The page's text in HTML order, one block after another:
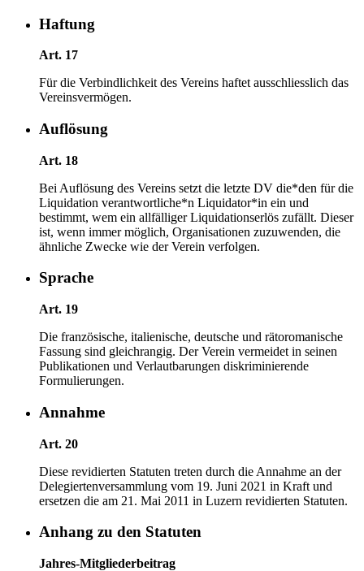
Haftung
Art. 17
Für die Verbindlichkeit des Vereins haftet ausschliesslich das
Vereinsvermögen.
Auflösung
Art. 18
Bei Auflösung des Vereins setzt die letzte DV die*den für die
Liquidation verantwortliche*n Liquidator*in ein und
bestimmt, wem ein allfälliger Liquidationserlös zufällt. Dieser
ist, wenn immer möglich, Organisationen zuzuwenden, die
ähnliche Zwecke wie der Verein verfolgen.
Sprache
Art. 19
Die französische, italienische, deutsche und rätoromanische
Fassung sind gleichrangig. Der Verein vermeidet in seinen
Publikationen und Verlautbarungen diskriminierende
Formulierungen.
Annahme
Art. 20
Diese revidierten Statuten treten durch die Annahme an der
Delegiertenversammlung vom 19. Juni 2021 in Kraft und
ersetzen die am 21. Mai 2011 in Luzern revidierten Statuten.
Anhang zu den Statuten
Jahres-Mitgliederbeitrag